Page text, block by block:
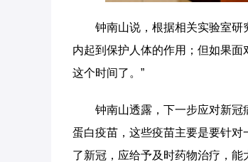
钟南山说，根据相关实验室
内起到保护人体的作用；但如果
这个时间了。”
钟南山透露，下一步应对新
蛋白疫苗，这些疫苗主要是要针
了新冠，应给予及时药物治疗，能